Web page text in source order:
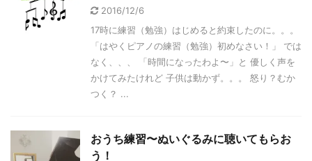
2016/12/6
17時に練習（勉強）はじめると約束したのに。。。
「はやくピアノの練習（勉強）初めなさい！」 では
なく、、、 「時間になったわよ〜」と 優しく声を
かけてみたけれど 子供は動かず。。。 怒り？むか
つく？ ...
おうち練習〜ぬいぐるみに聴いてもらお
う！